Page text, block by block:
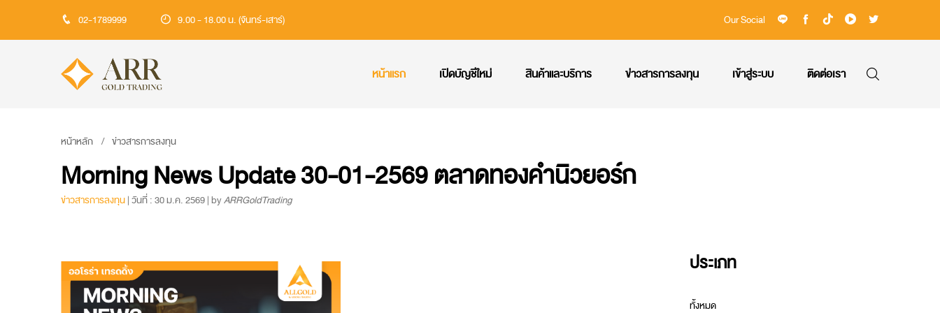
02-1789999 9.00 - 18.00 น. (จันทร์-เสาร์) Our Social
หน้าแรก เปิดบัญชีใหม่ สินค้าและบริการ ข่าวสารการลงทุน เข้าสู่ระบบ ติดต่อเรา
หน้าหลัก ข่าวสารการลงทุน
Morning News Update 30-01-2569 ตลาดทองคำนิวยอร์ก
ข่าวสารการลงทุน| วันที่ : 30 ม.ค. 2569 | byARRGoldTrading
ประเภท
ทั้งหมด